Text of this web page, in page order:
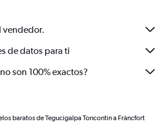
vendedor.
de datos para ti
son 100% exactos?
baratos de Tegucigalpa Toncontin a Fráncfort